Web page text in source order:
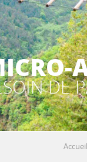
DE
Accueil